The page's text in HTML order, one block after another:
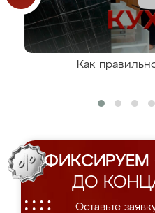
Как
ФИКСИРУЕМ
ДО
Оставьте